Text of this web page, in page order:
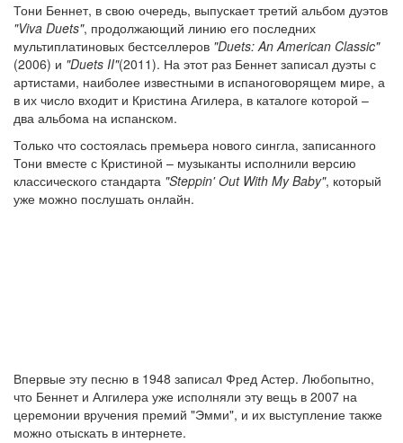
Тони Беннет, в свою очередь, выпускает третий альбом дуэтов
"Viva Duets", продолжающий линию его последних
мультиплатиновых бестселлеров "Duets: An American Classic"
(2006) и "Duets II"(2011). На этот раз Беннет записал дуэты с
артистами, наиболее известными в испаноговорящем мире, а
в их число входит и Кристина Агилера, в каталоге которой –
два альбома на испанском.
Только что состоялась премьера нового сингла, записанного
Тони вместе с Кристиной – музыканты исполнили версию
классического стандарта "Steppin' Out With My Baby", который
уже можно послушать онлайн.
Впервые эту песню в 1948 записал Фред Астер. Любопытно,
что Беннет и Алгилера уже исполняли эту вещь в 2007 на
церемонии вручения премий "Эмми", и их выступление также
можно отыскать в интернете.